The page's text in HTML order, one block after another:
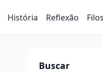
História Reflexão
Buscar